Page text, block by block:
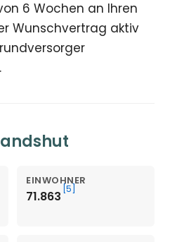
6 Wochen an Ihren
Wunschvertrag aktiv
EINWOHNER
71.863 [5]